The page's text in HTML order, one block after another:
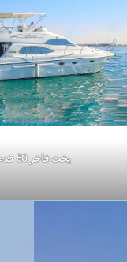
يخت فاخر 50 قدم